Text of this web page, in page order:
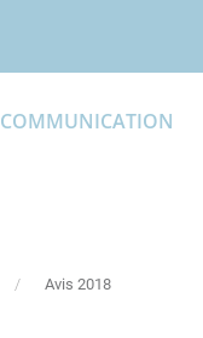
COMMUNICATION
Avis 2018